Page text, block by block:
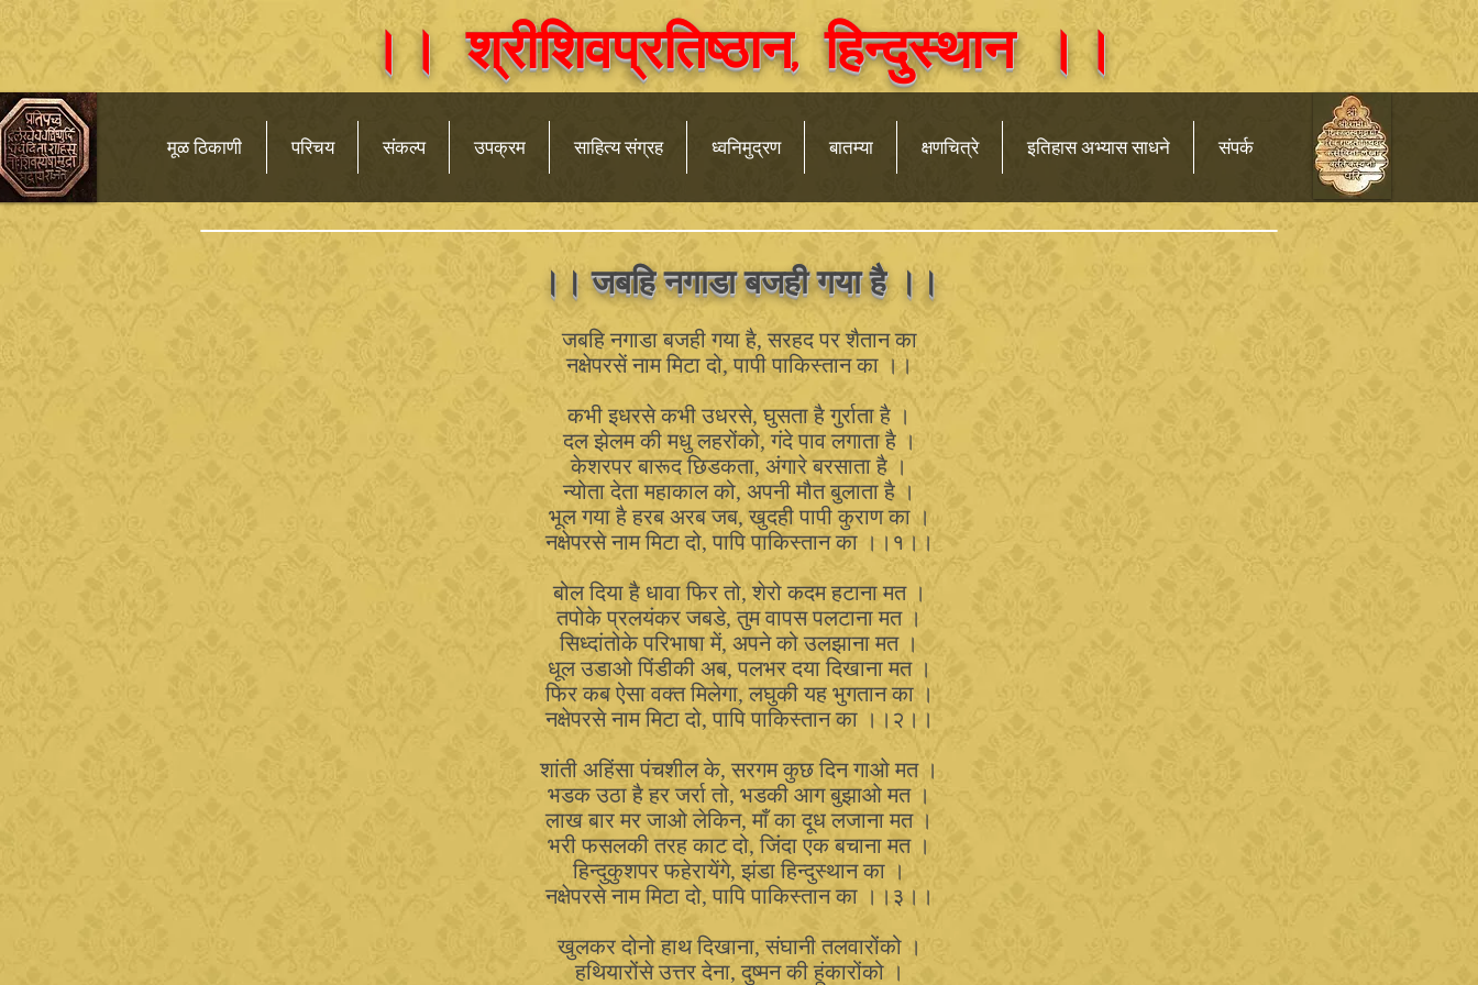
।। श्रीशिवप्रतिष्ठान, हिन्दुस्थान ।।
मूळ ठिकाणी परिचय संकल्प उपक्रम साहित्य संग्रह ध्वनिमुद्रण बातम्या क्षणचित्रे इतिहास अभ्यास साधने संपर्क
।। जबहि नगाडा बजही गया है ।।
जबहि नगाडा बजही गया है, सरहद पर शैतान का
नक्षेपरसें नाम मिटा दो, पापी पाकिस्तान का ।।
कभी इधरसे कभी उधरसे, घुसता है गुर्राता है ।
दल झेलम की मधु लहरोंको, गंदे पाव लगाता है ।
केशरपर बारूद छिडकता, अंगारे बरसाता है ।
न्योता देता महाकाल को, अपनी मौत बुलाता है ।
भूल गया है हरब अरब जब, खुदही पापी कुराण का ।
नक्षेपरसे नाम मिटा दो, पापि पाकिस्तान का ।।१।।
बोल दिया है धावा फिर तो, शेरो कदम हटाना मत ।
तपोके प्रलयंकर जबडे, तुम वापस पलटाना मत ।
सिध्दांतोके परिभाषा में, अपने को उलझाना मत ।
धूल उडाओ पिंडीकी अब, पलभर दया दिखाना मत ।
फिर कब ऐसा वक्त मिलेगा, लघुकी यह भुगतान का ।
नक्षेपरसे नाम मिटा दो, पापि पाकिस्तान का ।।२।।
शांती अहिंसा पंचशील के, सरगम कुछ दिन गाओ मत ।
भडक उठा है हर जर्रा तो, भडकी आग बुझाओ मत ।
लाख बार मर जाओ लेकिन, माँ का दूध लजाना मत ।
भरी फसलकी तरह काट दो, जिंदा एक बचाना मत ।
हिन्दुकुशपर फहेरायेंगे, झंडा हिन्दुस्थान का ।
नक्षेपरसे नाम मिटा दो, पापि पाकिस्तान का ।।३।।
खुलकर दोनो हाथ दिखाना, संघानी तलवारोंको ।
हथियारोंसे उत्तर देना, दुष्मन की हूंकारोंको ।